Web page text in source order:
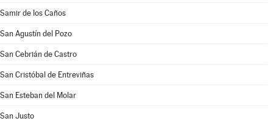
Samir de los Caños
San Agustín del Pozo
San Cebrián de Castro
San Cristóbal de Entreviñas
San Esteban del Molar
San Justo